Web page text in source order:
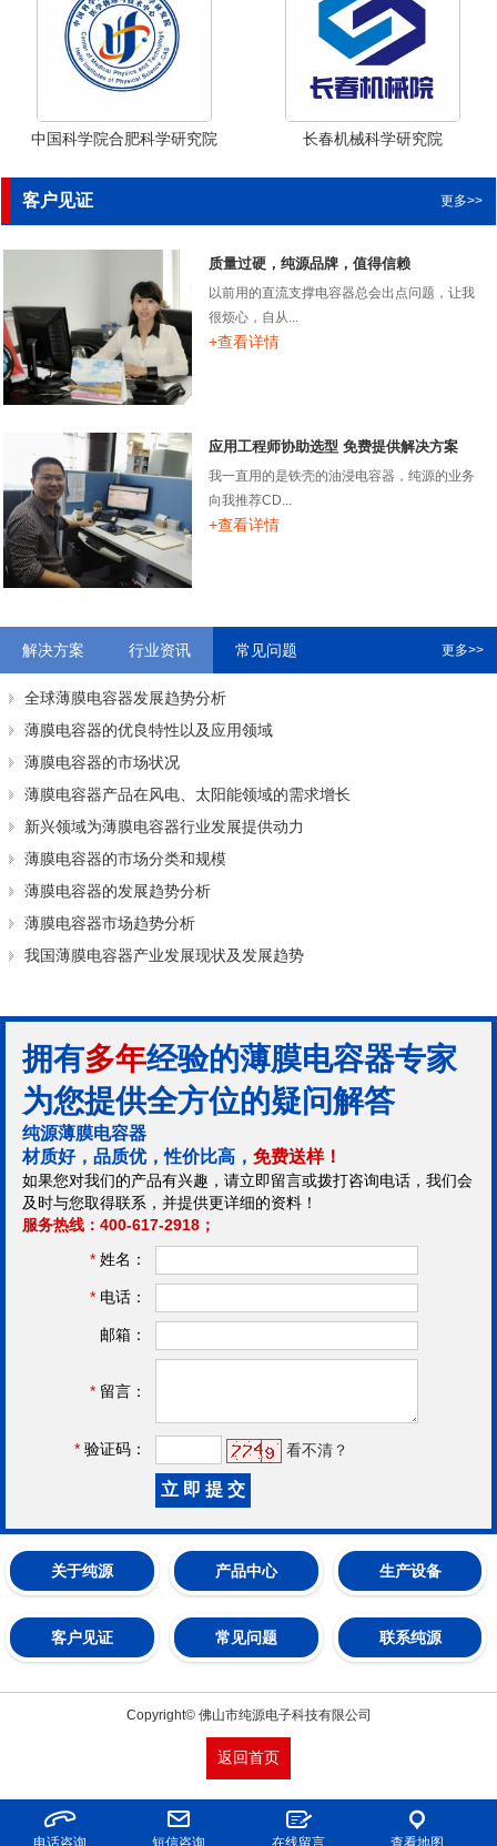
中国科学院合肥科学研究院 长春机械科学研究院
客户见证 更多>>
质量过硬，纯源品牌，值得信赖
以前用的直流支撑电容器总会出点问题，让我
很烦心，自从...
+查看详情
应用工程师协助选型 免费提供解决方案
我一直用的是铁壳的油浸电容器，纯源的业务
向我推荐CD...
+查看详情
解决方案 行业资讯 常见问题 更多>>
全球薄膜电容器发展趋势分析
薄膜电容器的优良特性以及应用领域
薄膜电容器的市场状况
薄膜电容器产品在风电、太阳能领域的需求增长
新兴领域为薄膜电容器行业发展提供动力
薄膜电容器的市场分类和规模
薄膜电容器的发展趋势分析
薄膜电容器市场趋势分析
我国薄膜电容器产业发展现状及发展趋势
拥有多年经验的薄膜电容器专家
为您提供全方位的疑问解答
纯源薄膜电容器
材质好，品质优，性价比高， 免费送样！
如果您对我们的产品有兴趣，请立即留言或拨打咨询电话，我们会
及时与您取得联系，并提供更详细的资料！
服务热线：400-617-2918；
* 姓名：
* 电话：
邮箱：
* 留言：
* 验证码： 看不清？
关于纯源 产品中心 生产设备
客户见证 常见问题 联系纯源
Copyright© 佛山市纯源电子科技有限公司
返回首页
电话咨询 短信咨询 在线留言 查看地图